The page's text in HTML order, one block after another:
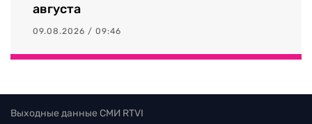
августа
09.08.2026 / 09:46
Выходные данные СМИ RTVI